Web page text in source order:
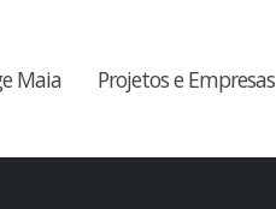
Maia Projetos e Empresas